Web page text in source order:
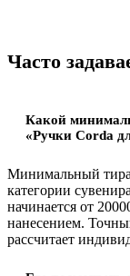
Часто
Какой
«Ручки Corda
Минимальный
категории
начинается от
нанесением.
рассчитает